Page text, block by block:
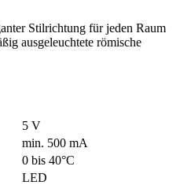
Stilrichtung für jeden Raum
ausgeleuchtete römische
5 V
min. 500 mA
0 bis 40°C
LED